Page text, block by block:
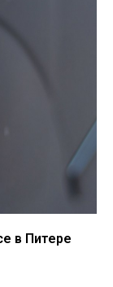
в Питере